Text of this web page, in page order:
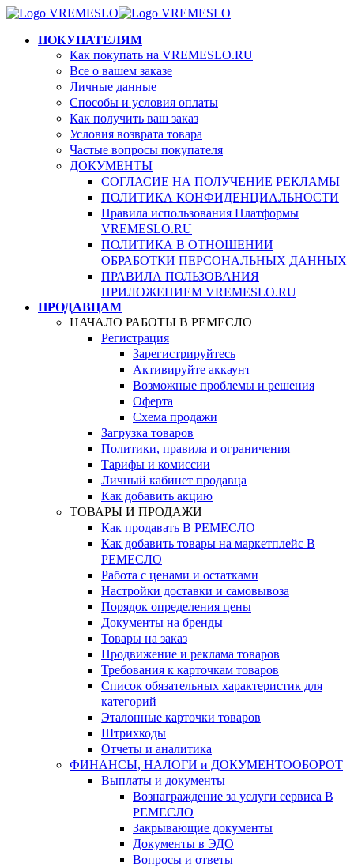
ПОКУПАТЕЛЯМ
Как покупать на VREMESLO.RU
Все о вашем заказе
Личные данные
Способы и условия оплаты
Как получить ваш заказ
Условия возврата товара
Частые вопросы покупателя
ДОКУМЕНТЫ
СОГЛАСИЕ НА ПОЛУЧЕНИЕ РЕКЛАМЫ
ПОЛИТИКА КОНФИДЕНЦИАЛЬНОСТИ
Правила использования Платформы
VREMESLO.RU
ПОЛИТИКА В ОТНОШЕНИИ
ОБРАБОТКИ ПЕРСОНАЛЬНЫХ ДАННЫХ
ПРАВИЛА ПОЛЬЗОВАНИЯ
ПРИЛОЖЕНИЕМ VREMESLO.RU
ПРОДАВЦАМ
НАЧАЛО РАБОТЫ В РЕМЕСЛО
Регистрация
Зарегистрируйтесь
Активируйте аккаунт
Возможные проблемы и решения
Оферта
Схема продажи
Загрузка товаров
Политики, правила и ограничения
Тарифы и комиссии
Личный кабинет продавца
Как добавить акцию
ТОВАРЫ И ПРОДАЖИ
Как продавать В РЕМЕСЛО
Как добавить товары на маркетплейс В
РЕМЕСЛО
Работа с ценами и остатками
Настройки доставки и самовывоза
Порядок определения цены
Документы на бренды
Товары на заказ
Продвижение и реклама товаров
Требования к карточкам товаров
Cписок обязательных характеристик для
категорий
Эталонные карточки товаров
Штрихкоды
Отчеты и аналитика
ФИНАНСЫ, НАЛОГИ и ДОКУМЕНТООБОРОТ
Выплаты и документы
Вознаграждение за услуги сервиса В
РЕМЕСЛО
Закрывающие документы
Документы в ЭДО
Вопросы и ответы